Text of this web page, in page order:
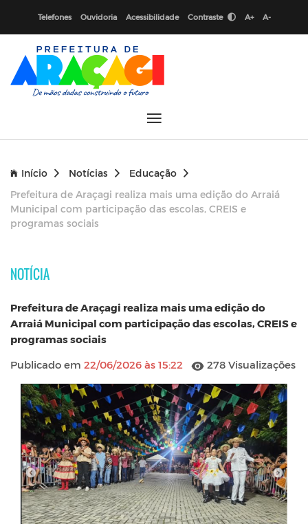
Telefones Ouvidoria Acessibilidade Contraste A+ A-
Início Notícias
Educação
Prefeitura de Araçagi realiza mais uma edição do Arraiá
Municipal com participação das escolas, CREIS e
programas sociais
NOTÍCIA
Prefeitura de Araçagi realiza mais uma edição do
Arraiá Municipal com participação das escolas, CREIS e
programas sociais
Publicado em 22/06/2026 às 15:22 278 Visualizações